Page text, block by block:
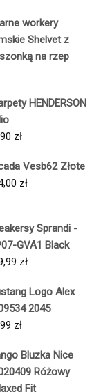
workery
Shelvet z
na rzep
HENDERSON
zł
Vesb62 Złote
zł
Sprandi -
GVA1 Black
zł
Logo Alex
2045
zł
Bluzka Nice
Różowy
Fit